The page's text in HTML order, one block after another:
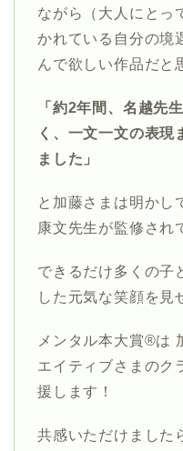
ながら（大人にとっ
かれている自分の境
んで欲しい作品だと
「約2年間、名越先
く、一文一文の表現
ました」
と加藤さまは明かし
康文先生が監修され
できるだけ多くの子
した元気な笑顔を見
メンタル本大賞®は
エイティブさまのク
援します！
共感いただけました